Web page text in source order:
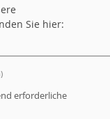
Sie hier:
erforderliche